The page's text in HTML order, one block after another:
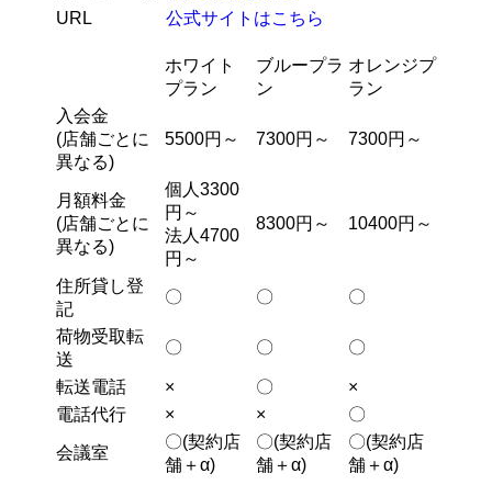
URL
公式サイトはこちら
ホワイト
プラン
ブループラ
ン
オレンジプ
ラン
入会金
(店舗ごとに
異なる)
5500円～ 7300円～ 7300円～
月額料金
(店舗ごとに
異なる)
個人3300
円～
法人4700
円～
8300円～ 10400円～
住所貸し登
記
〇 〇 〇
荷物受取転
送
〇 〇 〇
転送電話 × 〇
×
電話代行
× × 〇
会議室
〇(契約店
舗＋α)
〇(契約店
舗＋α)
〇(契約店
舗＋α)